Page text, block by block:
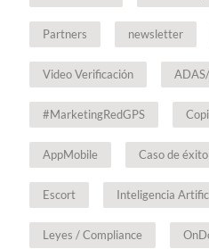
Partners newsletter
Video Verificación
#MarketingRedGPS
AppMobile Caso de éxito
Escort Inteligencia
Leyes / Compliance